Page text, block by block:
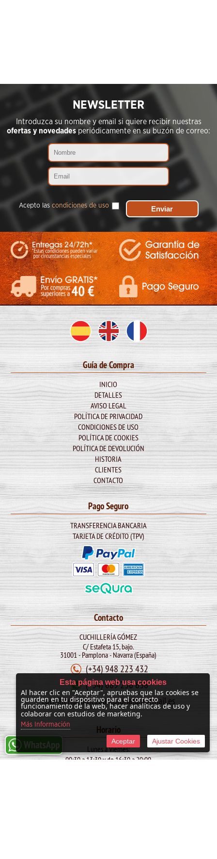
NEWSLETTER
Introduzca su nombre y email si quiere recibir nuestras
ofertas y novedadesperiódicamente en su buzón de correo:
Acepto las condiciones de uso
Guía de Compra
INICIO
DETALLES
AVISO LEGAL
POLÍTICA DE PRIVACIDAD
CONDICIONES DE USO
POLÍTICA DE COOKIES
POLÍTICA DE DEVOLUCIÓN
HISTORIA
CLIENTES
CONTACTO
Pago Seguro
TRANSFERENCIA BANCARIA
TARJETA DE CRÉDITO (TPV)
Contacto
CUCHILLERÍA GÓMEZ
C/ Estafeta 15, bajo.
31001 - Pamplona - Navarra (España)
(+34) 948 223 432
(+34) 689 256 638
cuchilleriagomezpamplona@hotmail.es
Horario
Lunes a Viernes:
09:30 a 13:30 y de 16:30 a 20:00
Esta página web usa cookies
Al hacer clic en "Aceptar", apruebas que las cookies se
guarden en tu dispositivo para el correcto
funcionamiento de la web, hacer analíticas de uso y
colaborar con estudios de marketing.
Más Información
Aceptar Ajustar Cookies